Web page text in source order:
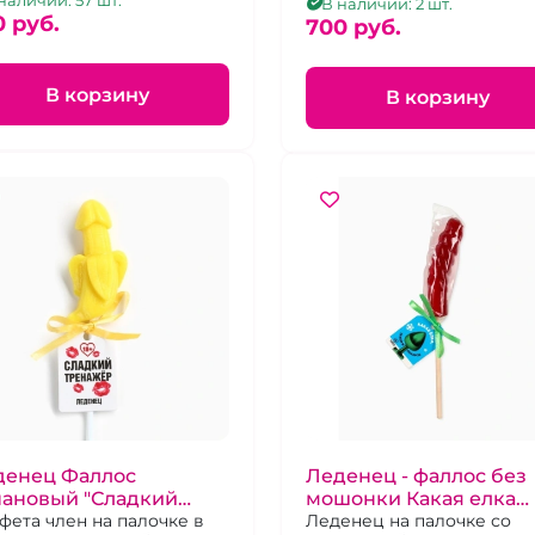
pуб.
В корзину
700 pуб.
В корзину
Фаллос
"Сладкий
член на палочке в
Леденец - фаллос без
мошонки Какая елка
такой и подарок"
Леденец на палочке со